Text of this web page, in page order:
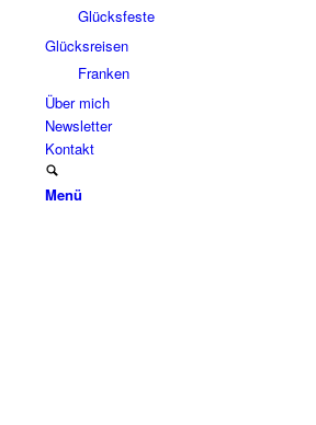
Glücksfeste
Glücksreisen
Franken
Über mich
Newsletter
Kontakt
Menü